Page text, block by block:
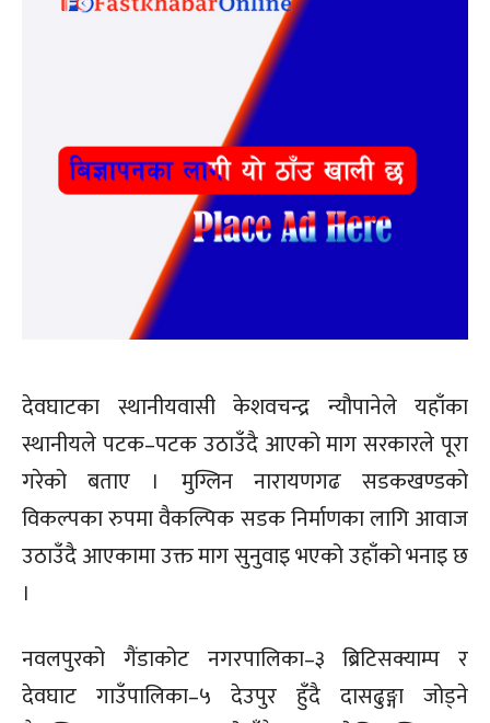
देवघाटका स्थानीयवासी केशवचन्द्र न्यौपानेले यहाँका
स्थानीयले पटक–पटक उठाउँदै आएको माग सरकारले पूरा
गरेको बताए । मुग्लिन नारायणगढ सडकखण्डको
विकल्पका रुपमा वैकल्पिक सडक निर्माणका लागि आवाज
उठाउँदै आएकामा उक्त माग सुनुवाइ भएको उहाँको भनाइ छ
।
नवलपुरको गैंडाकोट नगरपालिका–३ ब्रिटिसक्याम्प र
देवघाट गाउँपालिका–५ देउपुर हुँदै दासढुङ्गा जोड्ने